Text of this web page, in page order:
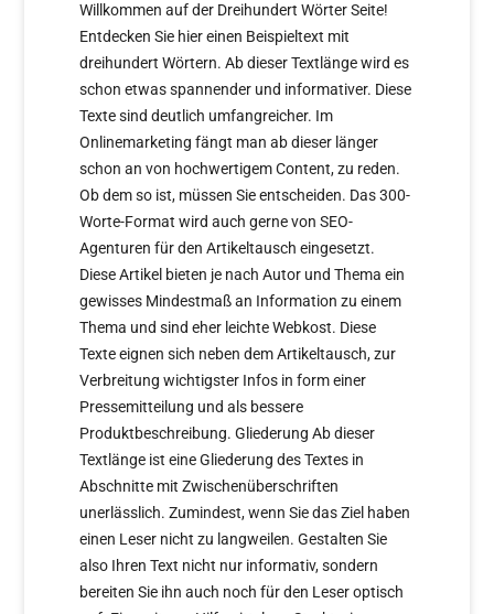
Willkommen auf der Dreihundert Wörter Seite!
Entdecken Sie hier einen Beispieltext mit
dreihundert Wörtern. Ab dieser Textlänge wird es
schon etwas spannender und informativer. Diese
Texte sind deutlich umfangreicher. Im
Onlinemarketing fängt man ab dieser länger
schon an von hochwertigem Content, zu reden.
Ob dem so ist, müssen Sie entscheiden. Das 300-
Worte-Format wird auch gerne von SEO-
Agenturen für den Artikeltausch eingesetzt.
Diese Artikel bieten je nach Autor und Thema ein
gewisses Mindestmaß an Information zu einem
Thema und sind eher leichte Webkost. Diese
Texte eignen sich neben dem Artikeltausch, zur
Verbreitung wichtigster Infos in form einer
Pressemitteilung und als bessere
Produktbeschreibung. Gliederung Ab dieser
Textlänge ist eine Gliederung des Textes in
Abschnitte mit Zwischenüberschriften
unerlässlich. Zumindest, wenn Sie das Ziel haben
einen Leser nicht zu langweilen. Gestalten Sie
also Ihren Text nicht nur informativ, sondern
bereiten Sie ihn auch noch für den Leser optisch